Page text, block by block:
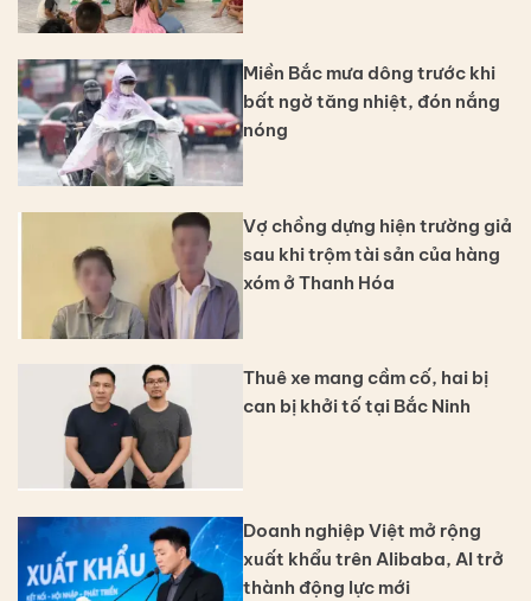
Miền Bắc mưa dông trước khi
bất ngờ tăng nhiệt, đón nắng
nóng
Vợ chồng dựng hiện trường giả
sau khi trộm tài sản của hàng
xóm ở Thanh Hóa
Thuê xe mang cầm cố, hai bị
can bị khởi tố tại Bắc Ninh
Doanh nghiệp Việt mở rộng
xuất khẩu trên Alibaba, AI trở
thành động lực mới